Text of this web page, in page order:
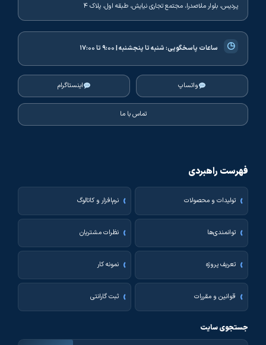
پردیس، بلوار ملاصدرا، مجتمع تجاری نیایش، طبقه اول، پلاک ۴
◷ ساعات پاسخگویی:شنبه تا پنجشنبه | ۹:۰۰ تا ۱۷:۰۰
واتساپ اینستاگرام
تماس با ما
فهرست راهبردی
تولیدات و محصولات نرم‌افزار و کاتالوگ
توانمندی‌ها نظرات مشتریان
تعریف پروژه نمونه کار
قوانین و مقررات ثبت گارانتی
جستجوی سایت